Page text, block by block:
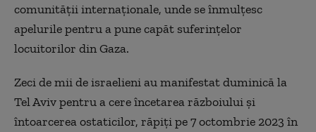
comunităţii internaţionale, unde se înmulţesc
apelurile pentru a pune capăt suferinţelor
locuitorilor din Gaza.
Zeci de mii de israelieni au manifestat duminică la
Tel Aviv pentru a cere încetarea războiului şi
întoarcerea ostaticilor, răpiţi pe 7 octombrie 2023 în